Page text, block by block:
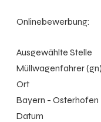
Onlinebewerbung:
Ausgewählte Stelle
Müllwagenfahrer
Ort
Bayern - Osterhofen
Datum